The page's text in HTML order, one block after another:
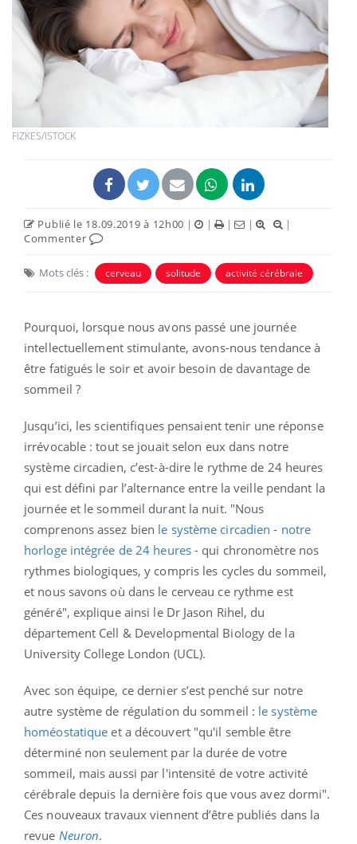
FIZKES/ISTOCK
Publié le 18.09.2019 à 12h00 | | | |
|
Commenter
Mots clés : cerveau solitude activité cérébrale
Pourquoi, lorsque nous avons passé une journée
intellectuellement stimulante, avons-nous tendance à
être fatigués le soir et avoir besoin de davantage de
sommeil ?
Jusqu’ici, les scientifiques pensaient tenir une réponse
irrévocable : tout se jouait selon eux dans notre
système circadien, c’est-à-dire le rythme de 24 heures
qui est défini par l’alternance entre la veille pendant la
journée et le sommeil durant la nuit. "Nous
comprenons assez bien le système circadien - notre
horloge intégrée de 24 heures- qui chronomètre nos
rythmes biologiques, y compris les cycles du sommeil,
et nous savons où dans le cerveau ce rythme est
généré", explique ainsi le Dr Jason Rihel, du
département Cell & Developmental Biology de la
University College London (UCL).
Avec son équipe, ce dernier s’est penché sur notre
autre système de régulation du sommeil : le système
homéostatique et a découvert "qu'il semble être
déterminé non seulement par la durée de votre
sommeil, mais aussi par l'intensité de votre activité
cérébrale depuis la dernière fois que vous avez dormi".
Ces nouveaux travaux viennent d’être publiés dans la
revue Neuron.